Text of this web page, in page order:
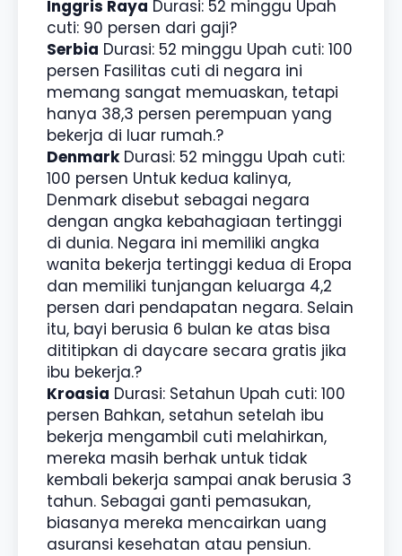
Inggris Raya Durasi: 52 minggu Upah
cuti: 90 persen dari gaji?
Serbia Durasi: 52 minggu Upah cuti: 100
persen Fasilitas cuti di negara ini
memang sangat memuaskan, tetapi
hanya 38,3 persen perempuan yang
bekerja di luar rumah.?
DenmarkDurasi: 52 minggu Upah cuti:
100 persen Untuk kedua kalinya,
Denmark disebut sebagai negara
dengan angka kebahagiaan tertinggi
di dunia. Negara ini memiliki angka
wanita bekerja tertinggi kedua di Eropa
dan memiliki tunjangan keluarga 4,2
persen dari pendapatan negara. Selain
itu, bayi berusia 6 bulan ke atas bisa
dititipkan di daycare secara gratis jika
ibu bekerja.?
Kroasia Durasi: Setahun Upah cuti: 100
persen Bahkan, setahun setelah ibu
bekerja mengambil cuti melahirkan,
mereka masih berhak untuk tidak
kembali bekerja sampai anak berusia 3
tahun. Sebagai ganti pemasukan,
biasanya mereka mencairkan uang
asuransi kesehatan atau pensiun.